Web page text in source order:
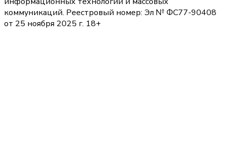
коммуникаций. Реестровый номер: Эл № ФС77-90408
от 25 ноября 2025 г. 18+